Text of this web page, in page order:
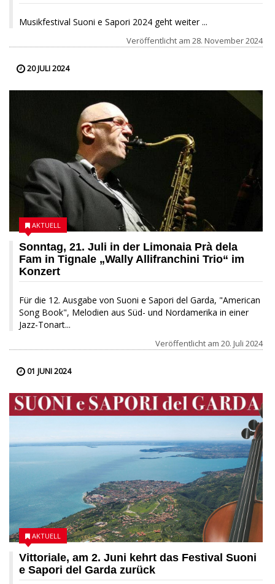
Musikfestival Suoni e Sapori 2024 geht weiter ...
Veröffentlicht am 28. November 2024
20 JULI 2024
Sonntag, 21. Juli in der Limonaia Prà dela
Fam in Tignale „Wally Allifranchini Trio“ im
Konzert
Für die 12. Ausgabe von Suoni e Sapori del Garda, "American
Song Book", Melodien aus Süd- und Nordamerika in einer
Jazz-Tonart...
AKTUELL
Veröffentlicht am 20. Juli 2024
01 JUNI 2024
Vittoriale, am 2. Juni kehrt das Festival Suoni
e Sapori del Garda zurück
AKTUELL